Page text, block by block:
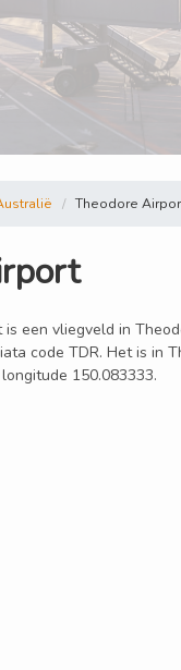
Theodore
een vliegveld in
code TDR. Het is in
150.083333.